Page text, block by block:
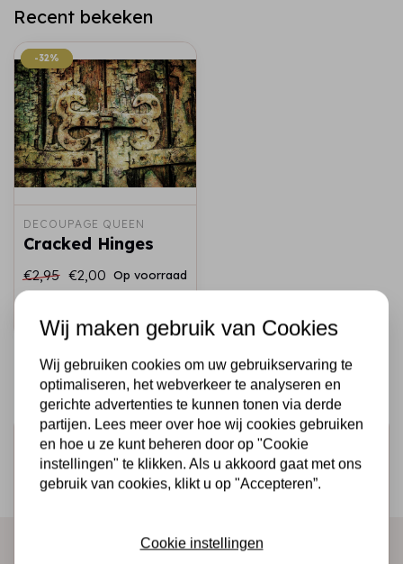
Recent bekeken
-32%
-32%
DECOUPAGE QUEEN
Cracked Hinges
€2,95 €2,00 Op voorraad
Schrijf je in voor de nieuwsbrief
Ontvang als eerste onze actie en nieuwe producten
Wij maken gebruik van Cookies
Wij gebruiken cookies om uw gebruikservaring te
optimaliseren, het webverkeer te analyseren en
gerichte advertenties te kunnen tonen via derde
partijen. Lees meer over hoe wij cookies gebruiken
en hoe u ze kunt beheren door op "Cookie
instellingen" te klikken. Als u akkoord gaat met ons
gebruik van cookies, klikt u op "Accepteren”.
Cookie instellingen